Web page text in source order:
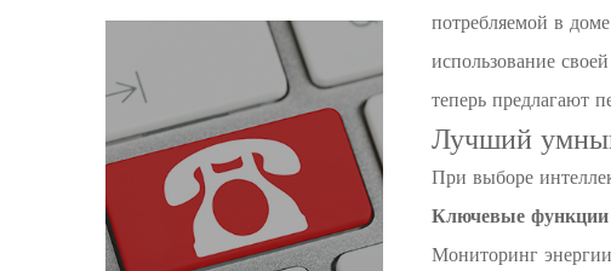
потребляемой в
использование
теперь предлагают
Лучший
При выборе
Ключевые функции
Мониторинг